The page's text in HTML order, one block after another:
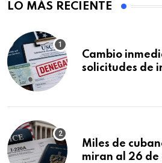
LO MÁS RECIENTE
Cambio
solicitudes de
Miles de
miran al 26 de